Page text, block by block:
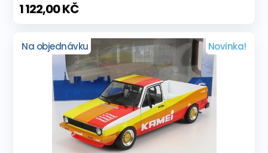
1 122,00 KČ
Na objednávku Novinka!